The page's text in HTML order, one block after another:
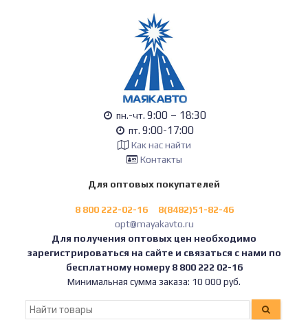
пн.-чт. 9:00 – 18:30
пт. 9:00-17:00
Как нас найти
Контакты
Для оптовых покупателей
8 800 222-02-16
8(8482)51-82-46
opt@mayakavto.ru
Для получения оптовых цен необходимо
зарегистрироваться на сайте и связаться с нами по
бесплатному номеру 8 800 222 02-16
Минимальная сумма заказа: 10 000 руб.